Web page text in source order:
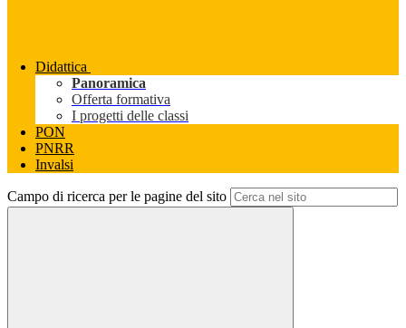
Didattica
Panoramica
Offerta formativa
I progetti delle classi
PON
PNRR
Invalsi
Campo di ricerca per le pagine del sito